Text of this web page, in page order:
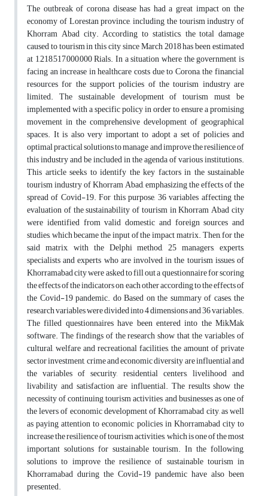
The outbreak of corona disease has had a great impact on the
economy of Lorestan province, including the tourism industry of
Khorram Abad city. According to statistics, the total damage
caused to tourism in this city since March 2018 has been estimated
at 1,218,517,000,000 Rials. In a situation where the government is
facing an increase in healthcare costs due to Corona, the financial
resources for the support policies of the tourism industry are
limited. The sustainable development of tourism must be
implemented with a specific policy in order to ensure a promising
movement in the comprehensive development of geographical
spaces. It is also very important to adopt a set of policies and
optimal practical solutions to manage and improve the resilience of
this industry and be included in the agenda of various institutions.
This article seeks to identify the key factors in the sustainable
tourism industry of Khorram Abad, emphasizing the effects of the
spread of Covid-19. For this purpose, 36 variables affecting the
evaluation of the sustainability of tourism in Khorram Abad city
were identified from valid domestic and foreign sources and
studies, which became the input of the impact matrix. Then, for the
said matrix, with the Delphi method, 25 managers, experts,
specialists and experts who are involved in the tourism issues of
Khorramabad city were asked to fill out a questionnaire for scoring
the effects of the indicators on each other according to the effects of
the Covid-19 pandemic. do Based on the summary of cases, the
research variables were divided into 4 dimensions and 36 variables.
The filled questionnaires have been entered into the MikMak
software. The findings of the research show that the variables of
cultural, welfare and recreational facilities, the amount of private
sector investment, crime and economic diversity are influential and
the variables of security, residential centers, livelihood and
livability and satisfaction are influential. The results show the
necessity of continuing tourism activities and businesses as one of
the levers of economic development of Khorramabad city, as well
as paying attention to economic policies in Khorramabad city to
increase the resilience of tourism activities, which is one of the most
important solutions for sustainable tourism. In the following,
solutions to improve the resilience of sustainable tourism in
Khorramabad during the Covid-19 pandemic have also been
presented.